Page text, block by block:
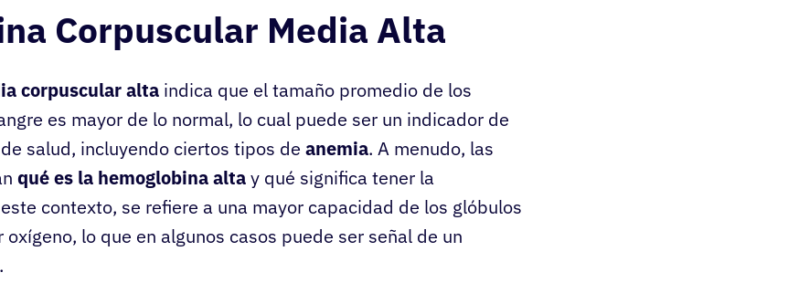
Corpuscular Media Alta
corpuscular alta indica que el tamaño promedio de los
es mayor de lo normal, lo cual puede ser un indicador de
salud, incluyendo ciertos tipos de anemia. A menudo, las
qué es la hemoglobina altay qué significa tener la
contexto, se refiere a una mayor capacidad de los glóbulos
lo que en algunos casos puede ser señal de un